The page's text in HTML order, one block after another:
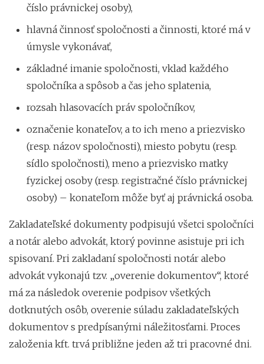
číslo právnickej osoby),
hlavná činnosť spoločnosti a činnosti, ktoré má v
úmysle vykonávať,
základné imanie spoločnosti, vklad každého
spoločníka a spôsob a čas jeho splatenia,
rozsah hlasovacích práv spoločníkov,
označenie konateľov, a to ich meno a priezvisko
(resp. názov spoločnosti), miesto pobytu (resp.
sídlo spoločnosti), meno a priezvisko matky
fyzickej osoby (resp. registračné číslo právnickej
osoby) – konateľom môže byť aj právnická osoba.
Zakladateľské dokumenty podpisujú všetci spoločníci
a notár alebo advokát, ktorý povinne asistuje pri ich
spisovaní. Pri zakladaní spoločnosti notár alebo
advokát vykonajú tzv. „overenie dokumentov“, ktoré
má za následok overenie podpisov všetkých
dotknutých osôb, overenie súladu zakladateľských
dokumentov s predpísanými náležitosťami. Proces
založenia kft. trvá približne jeden až tri pracovné dni.